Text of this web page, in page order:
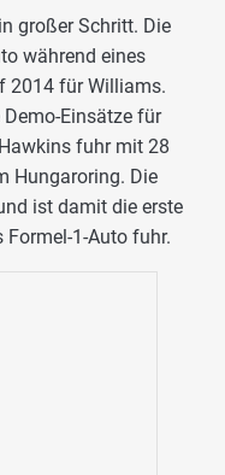
großer Schritt. Die
während eines
2014 für Williams.
Einsätze für
fuhr mit 28
Hungaroring. Die
ist damit die erste
1-Auto fuhr.